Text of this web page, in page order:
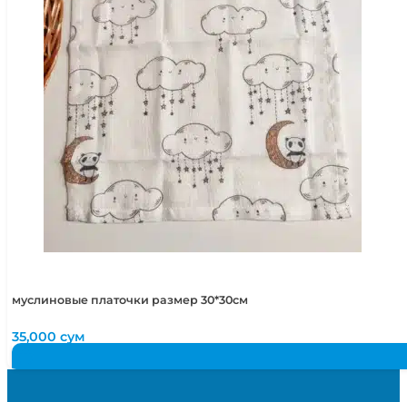
муслиновые платочки размер 30*30см
35,000сум